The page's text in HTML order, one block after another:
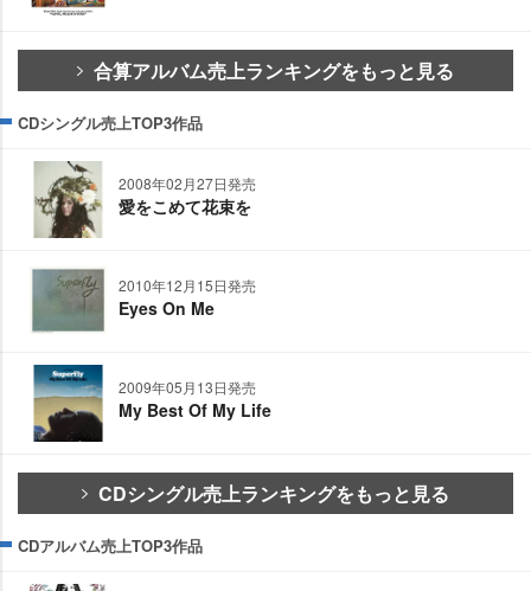
合算アルバム売上ランキングをもっと見る
CDシングル売上TOP3作品
2008年02月27日発売
愛をこめて花束を
2010年12月15日発売
Eyes On Me
2009年05月13日発売
My Best Of My Life
CDシングル売上ランキングをもっと見る
CDアルバム売上TOP3作品